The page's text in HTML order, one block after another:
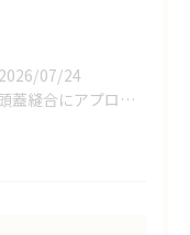
2026/07/24
【頭蓋縫合にアプローチしたヘッドスパ】